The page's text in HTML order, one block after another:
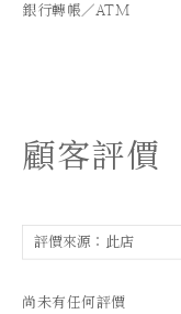
銀行轉帳／ATM
顧客評價
尚未有任何評價